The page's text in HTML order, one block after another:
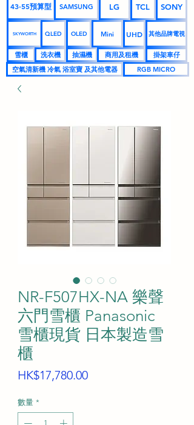
43-55預算型 SAMSUNG LG TCL SONY
SKYWORTH QLED OLED Mini UHD 其他品牌電視
雪櫃 洗衣機 抽濕機 商用及租機
掛架車仔
空氣清新機 冷氣 浴室寶 及其他電器
RGB MICRO
NR-F507HX-NA 樂聲
六門雪櫃 Panasonic
雪櫃現貨 日本製造雪
櫃
HK$17,780.00價
數量 *